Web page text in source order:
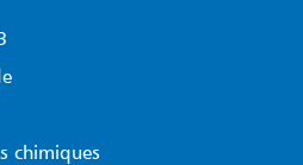
chimiques